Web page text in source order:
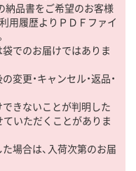
納品書をご希望のお客様
用履歴よりＰＤＦファイ
でのお届けではありま
変更・キャンセル・返品・
できないことが判明した
ていただくことがありま
場合は、入荷次第のお届